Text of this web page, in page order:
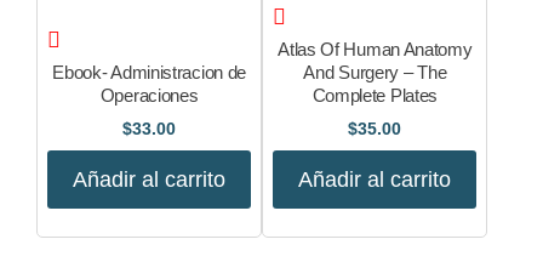
Ebook- Administracion de
Operaciones
$33.00
Añadir al carrito
Atlas Of Human Anatomy
And Surgery – The
Complete Plates
$35.00
Añadir al carrito